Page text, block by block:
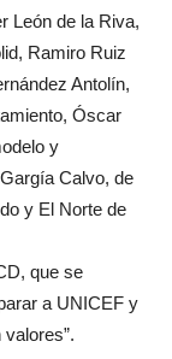
León de la Riva,
Ramiro Ruiz
Antolín,
Óscar
y
Calvo, de
y El Norte de
que se
a UNICEF y